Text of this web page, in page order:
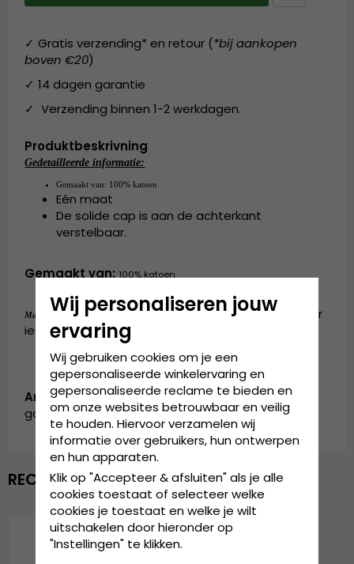
✓ Gratis verzending* en retour (*bij aankopen
boven €20)
✓ 14 dagen garantie
✓ Verzending binnen 1-2 werkdagen.
Produktbeskrivning
Gedetailleerde informatie:
Gemaakt van: 100% katoen
Eén maat
De solide cap is aan de achterkant
verstelbaar.
Gemaakt van:100% katoen
Maattabel:
de cap is verkrijgbaar in één maat, die door
iedereen gedragen kan worden
Artikelnummer:
garda.cap.screen-green
RECENTELIJK BEKEKEN
Wij personaliseren jouw
ervaring
Wij gebruiken cookies om je een
gepersonaliseerde winkelervaring en
gepersonaliseerde reclame te bieden en
om onze websites betrouwbaar en veilig
te houden. Hiervoor verzamelen wij
informatie over gebruikers, hun ontwerpen
en hun apparaten.
Klik op "Accepteer & afsluiten" als je alle
cookies toestaat of selecteer welke
cookies je toestaat en welke je wilt
uitschakelen door hieronder op
"Instellingen" te klikken.